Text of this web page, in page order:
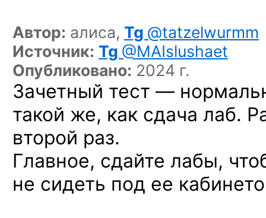
Автор: алиса, Tg @tatzelwurmm
Источник: Tg @MAIslushaet
Опубликовано: 2024 г.
Зачетный тест —
такой же, как сдача лаб.
второй раз.
Главное, сдайте лабы,
не сидеть под ее